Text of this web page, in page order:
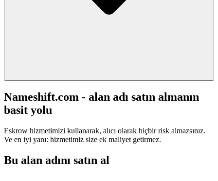
Nameshift.com - alan adı satın almanın
basit yolu
Eskrow hizmetimizi kullanarak, alıcı olarak hiçbir risk almazsınız.
Ve en iyi yanı: hizmetimiz size ek maliyet getirmez.
Bu alan adını satın al